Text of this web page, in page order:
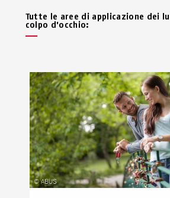
Tutte le aree di applicazione dei
colpo d'occhio: